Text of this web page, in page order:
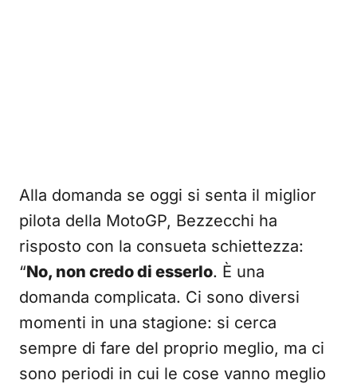
Alla domanda se oggi si senta il miglior
pilota della MotoGP, Bezzecchi ha
risposto con la consueta schiettezza:
“No, non credo di esserlo. È una
domanda complicata. Ci sono diversi
momenti in una stagione: si cerca
sempre di fare del proprio meglio, ma ci
sono periodi in cui le cose vanno meglio